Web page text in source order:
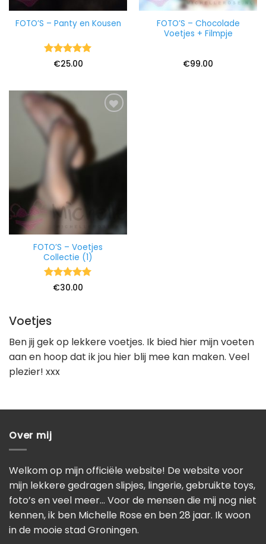
FOTO’S – Panty en Kousen
Waardering
€25.00
FOTO’S – Chocolade
Voetjes + Filmpje
€99.00
FOTO’S – Voetjes
Collectie (1)
Waardering
€30.00
Voetjes
Ben jij gek op lekkere voetjes. Ik bied hier mijn voeten
aan en hoop dat ik jou hier blij mee kan maken. Veel
plezier! xxx
Over mij
Welkom op mijn officiële website! De website voor
mijn lekkere gedragen slipjes, lingerie, gebruikte toys,
foto’s en veel meer… Voor de mensen die mij nog niet
kennen, ik ben Michelle Rose en ben 28 jaar. Ik woon
in de mooie stad Groningen.